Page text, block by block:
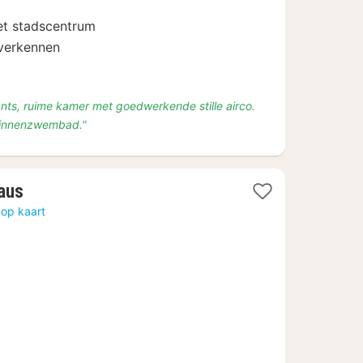
stadscentrum
ruime kamer met goedwerkende stille airco.
nacht
kaart